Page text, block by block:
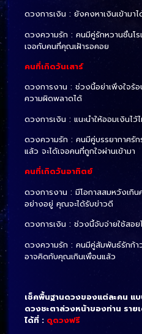
ดวงการเงิน : ยังคงหาเงินเข้ามา
ดวงความรัก : คนมีคู่รักหวานชื่นโ
เจอกับคนที่คุณเฝ้ารอคอย
คนที่เกิดวันเสาร์
ดวงการงาน : ช่วงนี้อย่าเพิ่งใจร้
ความผิดพลาดได้
ดวงการเงิน : แนะนำให้ออมเงินไว้
ดวงความรัก : คนมีคู่บรรยากาศรัก
แล้ว จะได้เจอคนที่ถูกใจผ่านเข้ามา
คนที่เกิดวันอาทิตย์
ดวงการงาน : มีโอกาสสมหวังเกิน
อย่างอยู่ คุณจะได้รับข่าวดี
ดวงการเงิน : ช่วงนี้จับจ่ายใช้สอย
ดวงความรัก : คนมีคู่สัมพันธ์รักก้า
อาจคิดกับคุณเกินเพื่อนแล้ว
เช็คพื้นฐานดวงของแต่ละคน แ
ดวงชะตาล่วงหน้าของท่าน รา
ได้ที่ : ดูดวงฟรี